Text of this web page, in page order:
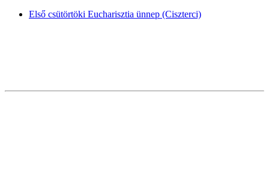
Első csütörtöki Eucharisztia ünnep (Ciszterci)